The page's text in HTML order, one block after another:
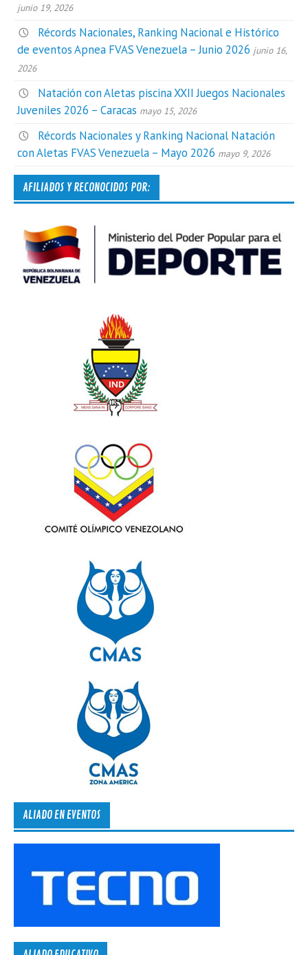
junio 19, 2026
Récords Nacionales, Ranking Nacional e Histórico
de eventos Apnea FVAS Venezuela – Junio 2026 junio 16,
2026
Natación con Aletas piscina XXII Juegos Nacionales
Juveniles 2026 – Caracas mayo 15, 2026
Récords Nacionales y Ranking Nacional Natación
con Aletas FVAS Venezuela – Mayo 2026 mayo 9, 2026
AFILIADOS Y RECONOCIDOS POR:
ALIADO EN EVENTOS